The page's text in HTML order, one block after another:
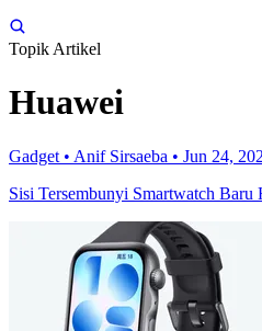
Topik Artikel
Huawei
Gadget • Anif Sirsaeba • Jun 24,
Sisi Tersembunyi Smartwatch